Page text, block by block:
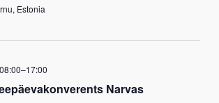
Estonia
Narvas
–17:00